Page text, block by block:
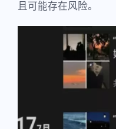
且可能存在风险。